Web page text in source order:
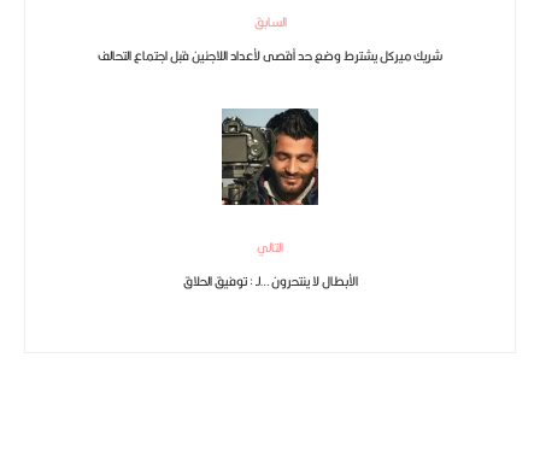
السابق
شريك ميركل يشترط وضع حد أقصى لأعداد اللاجئين قبل اجتماع التحالف
التالي
الأبطال لا ينتحرون …لـ : توفيق الحلاق